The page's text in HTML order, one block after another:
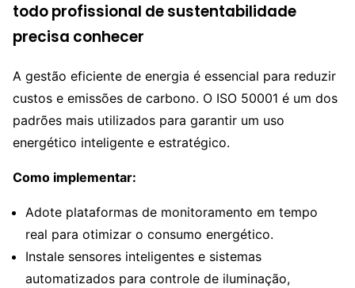
todo profissional de sustentabilidade
precisa conhecer
A gestão eficiente de energia é essencial para reduzir
custos e emissões de carbono. O ISO 50001 é um dos
padrões mais utilizados para garantir um uso
energético inteligente e estratégico.
Como implementar:
Adote plataformas de monitoramento em tempo
real para otimizar o consumo energético.
Instale sensores inteligentes e sistemas
automatizados para controle de iluminação,